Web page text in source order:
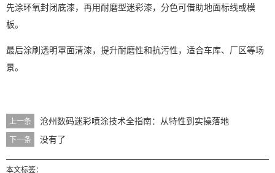
先涂环氧封闭底漆，再用耐磨型迷彩漆，分色可借助地面标线或模
板。
最后涂刷透明罩面清漆，提升耐磨性和抗污性，适合车库、厂区等场
景。
上一条 沧州数码迷彩喷涂技术全指南：从特性到实操落地
下一条 没有了
本文标签：